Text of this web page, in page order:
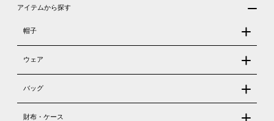
アイテムから探す
帽子
ウェア
バッグ
財布・ケース